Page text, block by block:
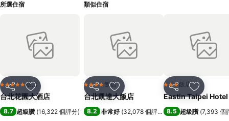
所選住宿
分享 加入我的最愛
5 星級 飯店
台北花園大酒店
8.7 超級讚 (16,322 個評分)
類似住宿
分享 加入我的最愛
4 星級 飯店
台北凱達大飯店
8.2 非常好 (32,078 個評分 )
分享 加入我的
3 星級飯店
Eastin Taipei Hotel
8.5 超級讚 (7,393 個